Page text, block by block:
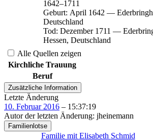
1642–1711
Geburt: April 1642 —
Deutschland
Tod: Dezember 1711 —
Hessen, Deutschland
Alle Quellen zeigen
Kirchliche Trauung
Beruf
Zusätzliche Information
Letzte Änderung
10. Februar 2016 – 15:37:19
Autor der letzten Änderung: jheinemann
Familienlotse
Familie mit Elisabeth Schmid